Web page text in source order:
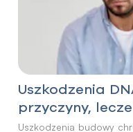
plemników oraz
Uszkodzenia
przyczyny,
Uszkodzenia budowy